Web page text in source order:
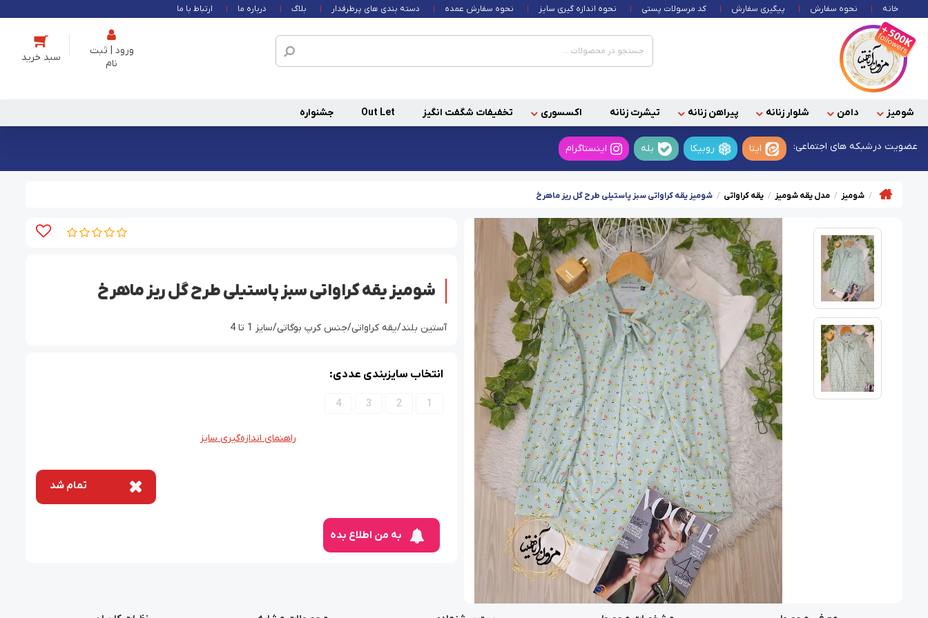
خانه نحوه سفارش پیگیری سفارش کد مرسولات پستی نحوه اندازه گیری سایز نحوه سفارش عمده دسته بندی های پرطرفدار بلاگ درباره ما ارتباط با ما
ورود | ثبت
نام
شومیز دامن شلوار زنانه پیراهن زنانه تیشرت زنانه اکسسوری تخفیفات شگفت انگیز Out Let جشنواره
عضویت درشبکه های اجتماعی: ایتا روبیکا بله اینستاگرام
شومیز مدل یقه شومیز یقه کراواتی شومیز یقه کراواتی سبز پاستیلی طرح گل ریز ماهرخ
شومیز یقه کراواتی سبز پاستیلی طرح گل ریز ماهرخ
آستین بلند/یقه کراواتی/جنس کرپ بوگاتی/سایز 1 تا 4
انتخاب سایزبندی عددی:
1
2
3
4
راهنمای اندازه‌گیری سایز
تمام شد
به من اطلاع بده